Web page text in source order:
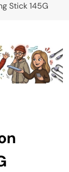
Stick 145G